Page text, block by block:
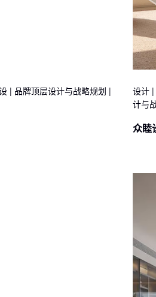
| 品牌顶层设计与战略规划 |
设计
计与
众睦